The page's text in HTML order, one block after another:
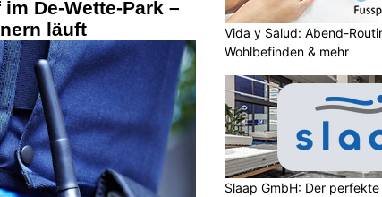
De-Wette-Park –
läuft
Vida y Salud: Abend-
Wohlbefinden & mehr
Slaap GmbH: Der